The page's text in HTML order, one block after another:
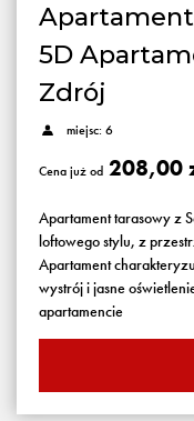
Apartament
5D
Zdrój
miejsc: 6
Cena już od 208,00
Apartament tarasowy z
loftowego stylu, z
Apartament
wystrój i jasne
apartamencie